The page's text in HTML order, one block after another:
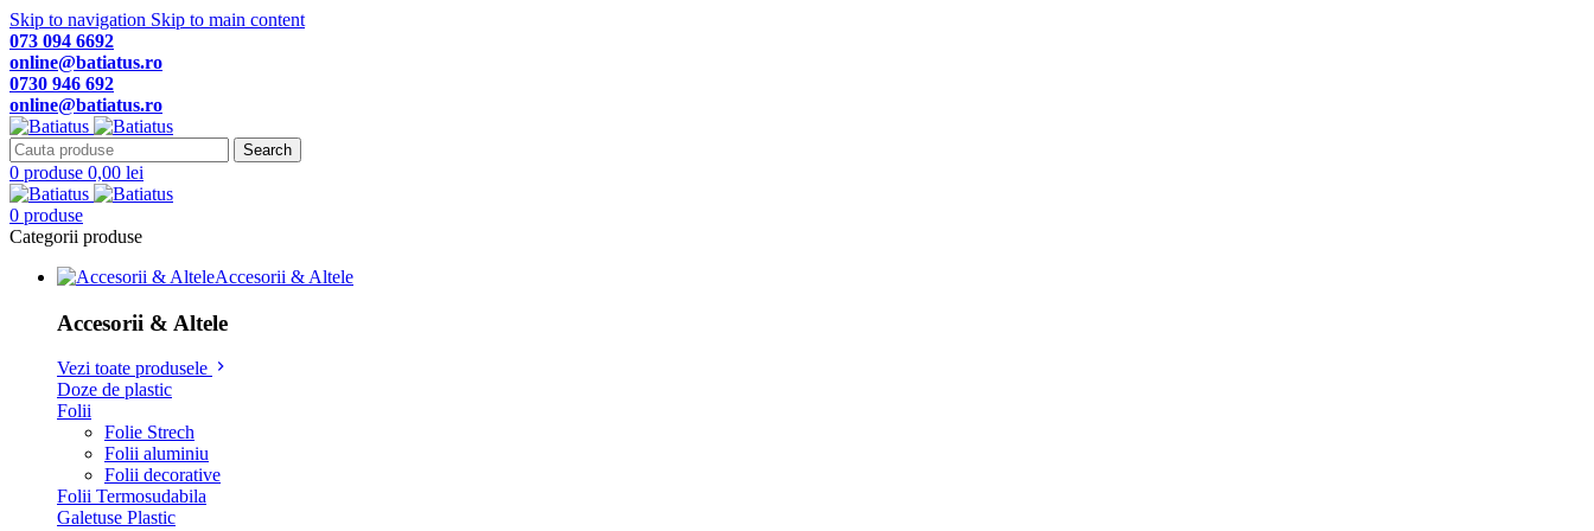
Skip to navigation Skip to main content
073 094 6692
online@batiatus.ro
0730 946 692
online@batiatus.ro
Search
0 produse 0,00 lei
0 produse
Categorii produse
Accesorii & Altele
Accesorii & Altele
Vezi toate produsele
Doze de plastic
Folii
Folie Strech
Folii aluminiu
Folii decorative
Folii Termosudabila
Galetuse Plastic